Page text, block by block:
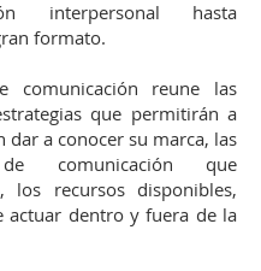
interpersonal hasta
formato.
comunicación reune las
que permitirán a
dar a conocer su marca, las
comunicación que
los recursos disponibles,
actuar dentro y fuera de la